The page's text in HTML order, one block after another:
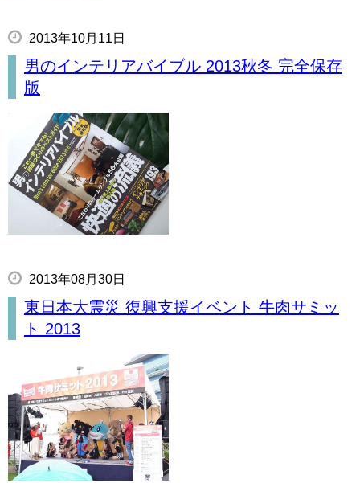
2013年10月11日
男のインテリアバイブル 2013秋冬 完全保存
版
2013年08月30日
東日本大震災 復興支援イベント 牛肉サミッ
ト 2013